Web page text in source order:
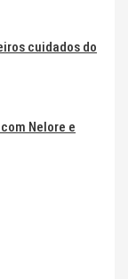
cuidados do
Nelore e